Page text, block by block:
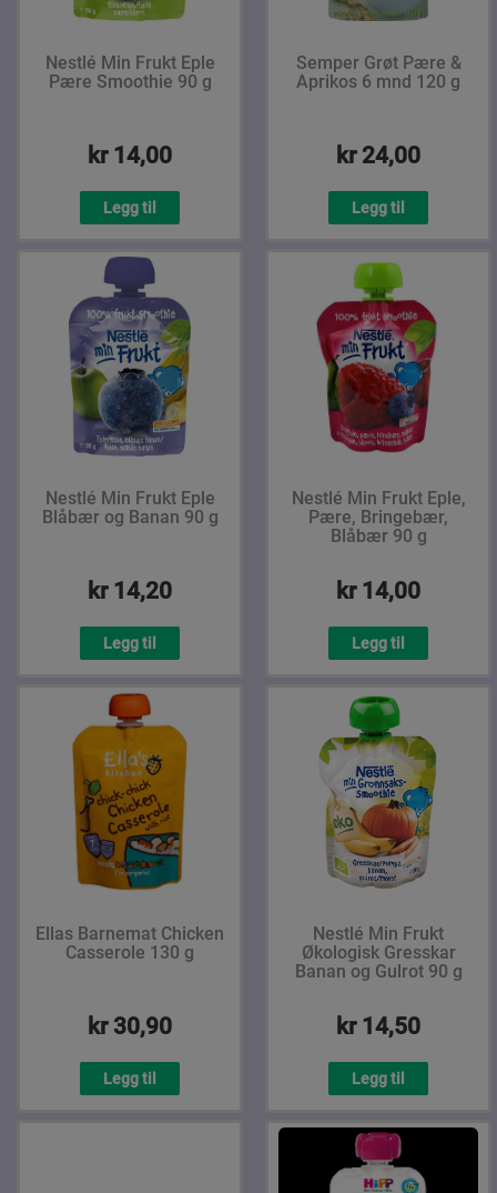
Nestlé Min Frukt Eple
Pære Smoothie 90 g
kr 14,00
Legg til
Semper Grøt Pære &
Aprikos 6 mnd 120 g
kr 24,00
Legg til
Nestlé Min Frukt Eple
Blåbær og Banan 90 g
kr 14,20
Legg til
Nestlé Min Frukt Eple,
Pære, Bringebær,
Blåbær 90 g
kr 14,00
Legg til
Ellas Barnemat Chicken
Casserole 130 g
kr 30,90
Legg til
Nestlé Min Frukt
Økologisk Gresskar
Banan og Gulrot 90 g
kr 14,50
Legg til